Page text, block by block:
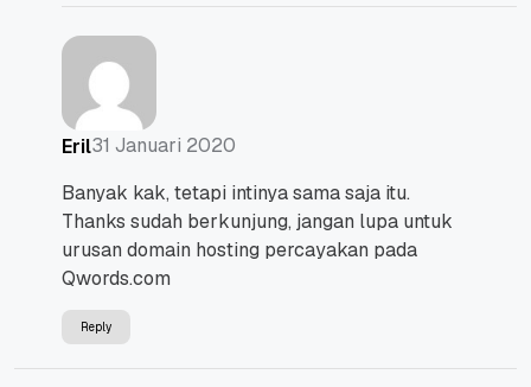
Eril31 Januari 2020
Banyak kak, tetapi intinya sama saja itu.
Thanks sudah berkunjung, jangan lupa untuk
urusan domain hosting percayakan pada
Qwords.com
Reply